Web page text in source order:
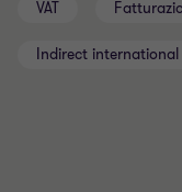
VAT
Indirect